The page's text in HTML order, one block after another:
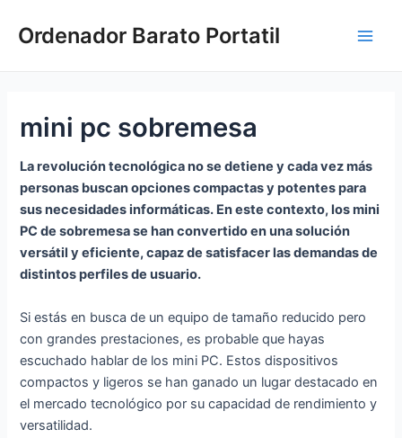
Ordenador Barato Portatil
mini pc sobremesa
La revolución tecnológica no se detiene y cada vez más
personas buscan opciones compactas y potentes para
sus necesidades informáticas. En este contexto, los mini
PC de sobremesa se han convertido en una solución
versátil y eficiente, capaz de satisfacer las demandas de
distintos perfiles de usuario.
Si estás en busca de un equipo de tamaño reducido pero
con grandes prestaciones, es probable que hayas
escuchado hablar de los mini PC. Estos dispositivos
compactos y ligeros se han ganado un lugar destacado en
el mercado tecnológico por su capacidad de rendimiento y
versatilidad.